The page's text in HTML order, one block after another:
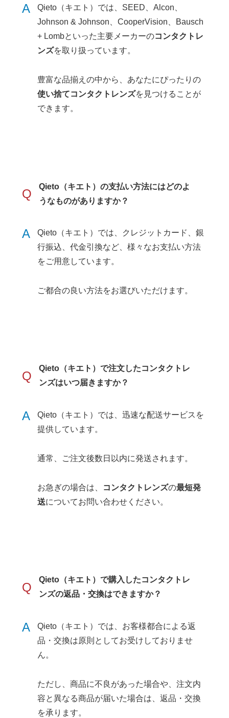
A
Qieto（キエト）では、SEED、Alcon、
Johnson & Johnson、CooperVision、Bausch
+ Lombといった主要メーカーのコンタクトレ
ンズを取り扱っています。
豊富な品揃えの中から、あなたにぴったりの
使い捨てコンタクトレンズを見つけることが
できます。
Q
Qieto（キエト）の支払い方法にはどのよ
うなものがありますか？
A
Qieto（キエト）では、クレジットカード、銀
行振込、代金引換など、様々なお支払い方法
をご用意しています。
ご都合の良い方法をお選びいただけます。
Q
Qieto（キエト）で注文したコンタクトレ
ンズはいつ届きますか？
A
Qieto（キエト）では、迅速な配送サービスを
提供しています。
通常、ご注文後数日以内に発送されます。
お急ぎの場合は、 コンタクトレンズの最短発
送についてお問い合わせください。
Q
Qieto（キエト）で購入したコンタクトレ
ンズの返品・交換はできますか？
A
Qieto（キエト）では、お客様都合による返
品・交換は原則としてお受けしておりませ
ん。
ただし、商品に不良があった場合や、注文内
容と異なる商品が届いた場合は、返品・交換
を承ります。